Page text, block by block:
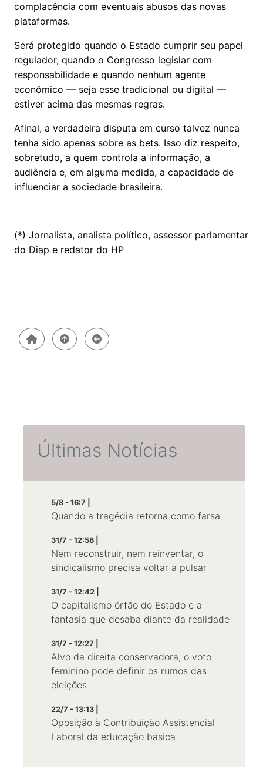
complacência com eventuais abusos das novas
plataformas.
Será protegido quando o Estado cumprir seu papel
regulador, quando o Congresso legislar com
responsabilidade e quando nenhum agente
econômico — seja esse tradicional ou digital —
estiver acima das mesmas regras.
Afinal, a verdadeira disputa em curso talvez nunca
tenha sido apenas sobre as bets. Isso diz respeito,
sobretudo, a quem controla a informação, a
audiência e, em alguma medida, a capacidade de
influenciar a sociedade brasileira.
(*) Jornalista, analista político, assessor parlamentar
do Diap e redator do HP
Últimas Notícias
5/8 - 16:7 |
Quando a tragédia retorna como farsa
31/7 - 12:58 |
Nem reconstruir, nem reinventar, o
sindicalismo precisa voltar a pulsar
31/7 - 12:42 |
O capitalismo órfão do Estado e a
fantasia que desaba diante da realidade
31/7 - 12:27 |
Alvo da direita conservadora, o voto
feminino pode definir os rumos das
eleições
22/7 - 13:13 |
Oposição à Contribuição Assistencial
Laboral da educação básica